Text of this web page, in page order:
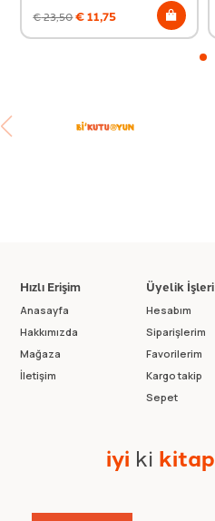
€23,50€11,75
Hızlı Erişim
Anasayfa
Hakkımızda
Mağaza
İletişim
Üyelik İşleri
Hesabım
Siparişlerim
Favorilerim
Kargo takip
Sepet
iyi ki kitap